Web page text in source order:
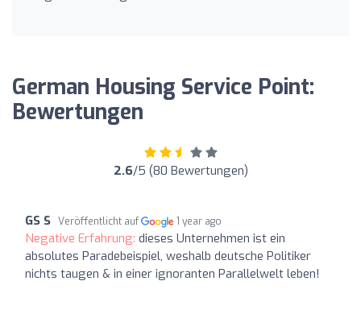
German Housing Service Point:
Bewertungen
2.6/5 (80 Bewertungen)
GS S Veröffentlicht auf 1 year ago
Negative Erfahrung: dieses Unternehmen ist ein
absolutes Paradebeispiel, weshalb deutsche Politiker
nichts taugen & in einer ignoranten Parallelwelt leben!